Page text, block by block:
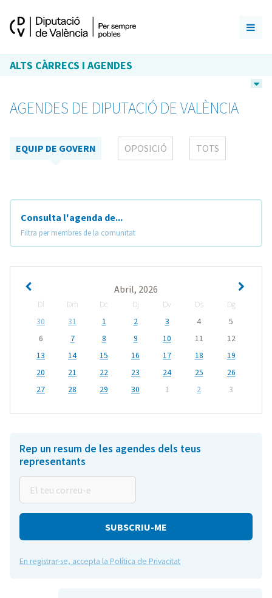
ALTS CÀRRECS I AGENDES
AGENDES DE DIPUTACIÓ DE VALÈNCIA
EQUIP DE GOVERN OPOSICIÓ TOTS
Consulta l'agenda de...
Filtra per membres de la comunitat
Abril, 2026
Dl Dm Dc Dj Dv Ds
Dg
30
31 1 2 3 4
5
6
7 8 9 10 11
12
13
14 15 16 17 18
19
20
21 22 23 24 25
26
27
28 29 30 1 2 3
Rep un resum de les agendes dels teus
representants
teu
correu-
En registrar-se, accepta la Política de Privacitat